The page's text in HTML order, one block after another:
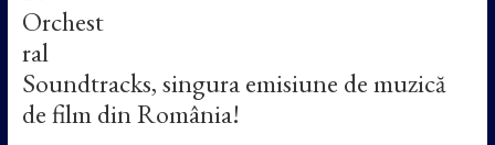
Orchest
ral
Soundtracks, singura emisiune de muzică
de film din România!